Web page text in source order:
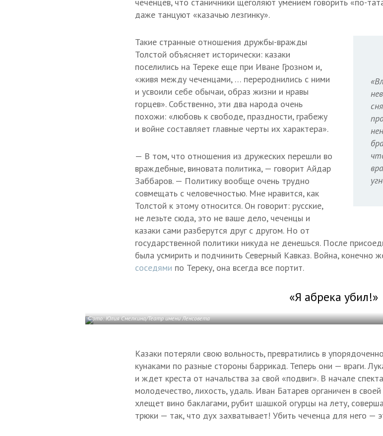
даже танцуют «казачью лезгинку».
Такие странные отношения дружбы-вражды
Толстой объясняет исторически: казаки
поселились на Тереке еще при Иване Грозном и,
«живя между чеченцами, … перероднились с ними
и усвоили себе обычаи, образ жизни и нравы
горцев». Собственно, эти два народа очень
похожи: «любовь к свободе, праздности, грабежу
и войне составляет главные черты их характера».
— В том, что отношения из дружеских перешли во
враждебные, виновата политика, — говорит Айдар
Заббаров. — Политику вообще очень трудно
совмещать с человечностью. Мне нравится, как
Толстой к этому относится. Он говорит: русские,
не лезьте сюда, это не ваше дело, чеченцы и
казаки сами разберутся друг с другом. Но от
государственной политики никуда не денешься. После
была усмирить и подчинить Северный Кавказ. Война, конечно
соседями по Тереку, она всегда все портит.
«Я абрека убил!»
Фото: Юлия Смелкина/Театр имени Ленсовета
Казаки потеряли свою вольность, превратились в
кунаками по разные стороны баррикад. Теперь они — враги.
и ждет креста от начальства за свой «подвиг». В начале
молодечество, лихость, удаль. Иван Батарев органичен в
хлещет вино баклагами, рубит шашкой огурцы на лету,
трюки — так, что дух захватывает! Убить чеченца для него —